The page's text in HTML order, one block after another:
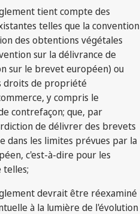
tient compte des
telles que la convention
des obtentions végétales
sur la délivrance de
sur le brevet européen) ou
droits de propriété
y compris le
contrefaçon; que, par
de délivrer des brevets
dans les limites prévues par la
c'est-à-dire pour les
telles;
devrait être réexaminé
à la lumière de l'évolution